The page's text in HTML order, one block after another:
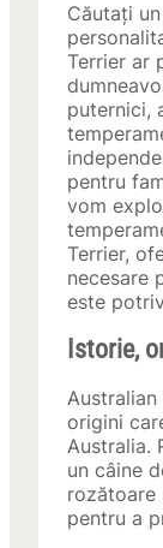
Căutați
Terrier ar
puternici,
pentru
vom
Terrier,
necesare
este
Istorie,
origini
Australia.
un câine
rozătoare
pentru a